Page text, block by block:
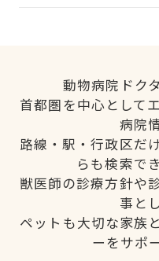
動物病院ドク
首都圏を中心として
病院
路線・駅・行政区だ
らも検索で
獣医師の診療方針や
事と
ペットも大切な家族
ーをサポ